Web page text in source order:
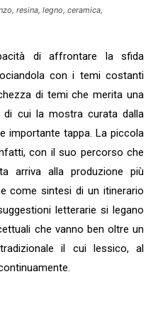
resina, legno, ceramica,
di affrontare la sfida
con i temi costanti
di temi che merita una
di cui la mostra curata dalla
importante tappa. La piccola
con il suo percorso che
arriva alla produzione più
come sintesi di un itinerario
letterarie si legano
che vanno ben oltre un
il cui lessico, al